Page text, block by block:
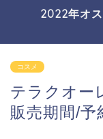
2022年オ
コスメ
テラクオー
販売期間/予